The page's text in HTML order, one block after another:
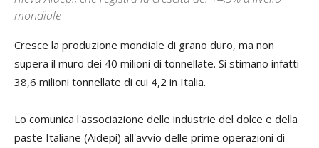
mondiale
Cresce la produzione mondiale di grano duro, ma non
supera il muro dei 40 milioni di tonnellate. Si stimano infatti
38,6 milioni tonnellate di cui 4,2 in Italia.
Lo comunica l'associazione delle industrie del dolce e della
paste Italiane (Aidepi) all'avvio delle prime operazioni di